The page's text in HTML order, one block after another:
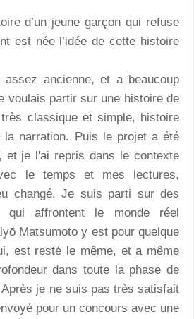
d’un jeune garçon qui refuse
est née l’idée de cette histoire
assez ancienne, et a beaucoup
voulais partir sur une histoire de
classique et simple, histoire
la narration. Puis le projet a été
et je l'ai repris dans le contexte
le temps et mes lectures,
changé. Je suis parti sur des
qui affrontent le monde réel
Matsumoto y est pour quelque
est resté le même, et a même
dans toute la phase de
je ne suis pas très satisfait
pour un concours avec une